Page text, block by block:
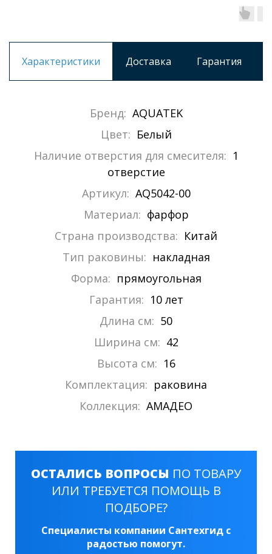
Характеристики Доставка Гарантия
Бренд: AQUATEK
Цвет: Белый
Наличие отверстия для смесителя: 1
отверстие
Артикул: AQ5042-00
Материал: фарфор
Страна производства: Китай
Тип раковины: накладная
Форма: прямоугольная
Гарантия: 10 лет
Длина см: 50
Ширина см: 42
Высота см: 16
Комплектация: раковина
Коллекция: АМАДЕО
ОСТАЛИСЬ ВОПРОСЫ ПО ТОВАРУ
ИЛИ ТРЕБУЕТСЯ ПОМОЩЬ В
ПОДБОРЕ?
Специалисты компании Сантехгид с
радостью помогут.